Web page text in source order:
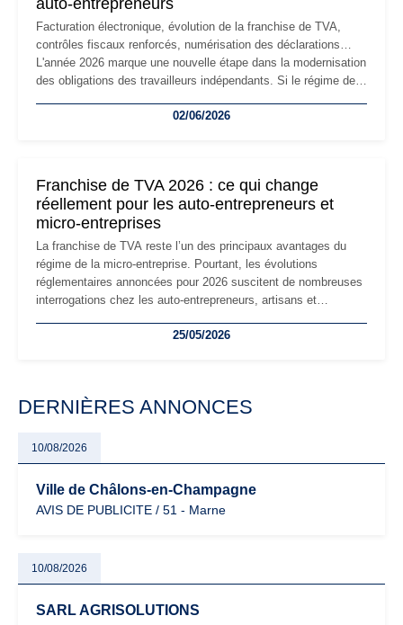
auto-entrepreneurs
Facturation électronique, évolution de la franchise de TVA,
contrôles fiscaux renforcés, numérisation des déclarations…
L'année 2026 marque une nouvelle étape dans la modernisation
des obligations des travailleurs indépendants. Si le régime de
les auto-entrepreneurs devront s'adapter à un environnement
02/06/2026
Franchise de TVA 2026 : ce qui change
réellement pour les auto-entrepreneurs et
micro-entreprises
La franchise de TVA reste l’un des principaux avantages du
régime de la micro-entreprise. Pourtant, les évolutions
réglementaires annoncées pour 2026 suscitent de nombreuses
interrogations chez les auto-entrepreneurs, artisans et
facturation ou risque de bascule vers la TVA : les règles
25/05/2026
DERNIÈRES ANNONCES
10/08/2026
Ville de Châlons-en-Champagne
AVIS DE PUBLICITE / 51 - Marne
10/08/2026
SARL AGRISOLUTIONS